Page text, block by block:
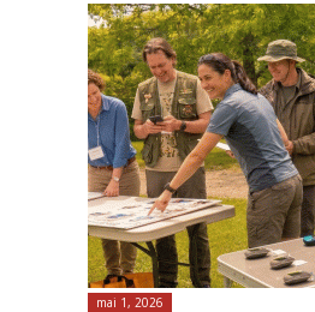
mai 1, 2026